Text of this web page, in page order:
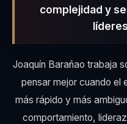
complejidad y
Joaquín Barañao trabaja
pensar mejor cuando el
más rápido y más
comportamiento,